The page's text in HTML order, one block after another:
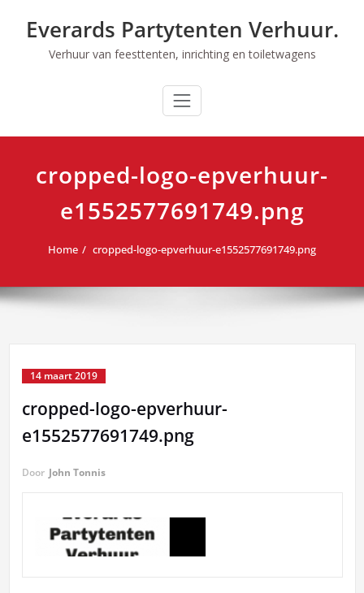
Everards Partytenten Verhuur.
Verhuur van feesttenten, inrichting en toiletwagens
cropped-logo-epverhuur-
e1552577691749.png
Home cropped-logo-epverhuur-e1552577691749.png
14 maart 2019
cropped-logo-epverhuur-
e1552577691749.png
Door John Tonnis